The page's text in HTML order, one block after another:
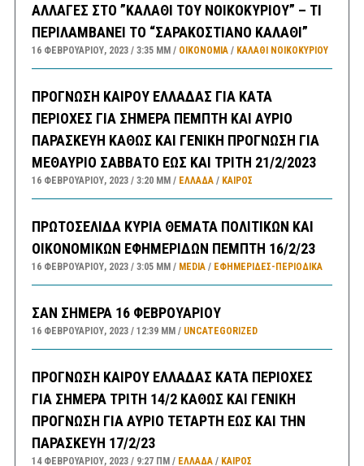
ΑΛΛΑΓΕΣ ΣΤΟ ”ΚΑΛΑΘΙ ΤΟΥ ΝΟΙΚΟΚΥΡΙΟΥ” – ΤΙ
ΠΕΡΙΛΑΜΒΑΝΕΙ ΤΟ “ΣΑΡΑΚΟΣΤΙΑΝΟ ΚΑΛΑΘΙ”
16 ΦΕΒΡΟΥΑΡΊΟΥ, 2023 3:35 ΜΜ ΟΙΚΟΝΟΜΙΑ/ ΚΑΛΑΘΙ ΝΟΙΚΟΚΥΡΙΟΥ
ΠΡΟΓΝΩΣΗ ΚΑΙΡΟΥ ΕΛΛΑΔΑΣ ΓΙΑ ΚΑΤΑ
ΠΕΡΙΟΧΕΣ ΓΙΑ ΣΗΜΕΡΑ ΠΕΜΠΤΗ ΚΑΙ ΑΥΡΙΟ
ΠΑΡΑΣΚΕΥΗ ΚΑΘΩΣ ΚΑΙ ΓΕΝΙΚΗ ΠΡΟΓΝΩΣΗ ΓΙΑ
ΜΕΘΑΥΡΙΟ ΣΑΒΒΑΤΟ ΕΩΣ ΚΑΙ ΤΡΙΤΗ 21/2/2023
16 ΦΕΒΡΟΥΑΡΊΟΥ, 2023 3:20 ΜΜ ΕΛΛΑΔA/ ΚΑΙΡΌΣ
ΠΡΩΤΟΣΕΛΙΔΑ ΚΥΡΙΑ ΘΕΜΑΤΑ ΠΟΛΙΤΙΚΩΝ ΚΑΙ
ΟΙΚΟΝΟΜΙΚΩΝ ΕΦΗΜΕΡΙΔΩΝ ΠΕΜΠΤΗ 16/2/23
16 ΦΕΒΡΟΥΑΡΊΟΥ, 2023 3:05 ΜΜ MEDIA/ ΕΦΗΜΕΡΊΔΕΣ-ΠΕΡΙΟΔΙΚΆ
ΣΑΝ ΣΗΜΕΡΑ 16 ΦΕΒΡΟΥΑΡΙΟΥ
16 ΦΕΒΡΟΥΑΡΊΟΥ, 2023 12:39 ΜΜ UNCATEGORIZED
ΠΡΟΓΝΩΣΗ ΚΑΙΡΟΥ ΕΛΛΑΔΑΣ ΚΑΤΑ ΠΕΡΙΟΧΕΣ
ΓΙΑ ΣΗΜΕΡΑ ΤΡΙΤΗ 14/2 ΚΑΘΩΣ ΚΑΙ ΓΕΝΙΚΗ
ΠΡΟΓΝΩΣΗ ΓΙΑ ΑΥΡΙΟ ΤΕΤΑΡΤΗ ΕΩΣ ΚΑΙ ΤΗΝ
ΠΑΡΑΣΚΕΥΗ 17/2/23
14 ΦΕΒΡΟΥΑΡΊΟΥ, 2023 9:27 ΠΜ ΕΛΛΑΔA/ ΚΑΙΡΌΣ